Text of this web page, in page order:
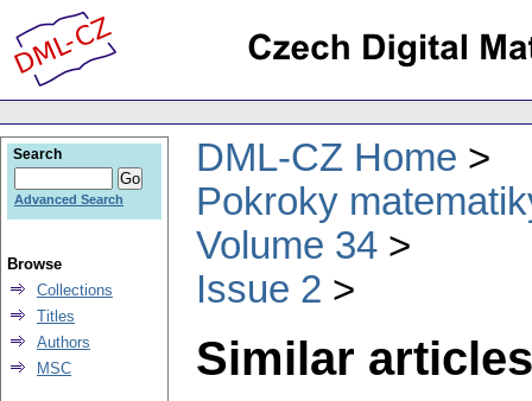
DML-CZ Home
Pokroky
Volume 34
Issue 2
Similar
Search
Advanced Search
Browse
Collections
Titles
Authors
MSC